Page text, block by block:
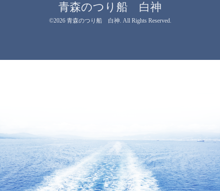
青森のつり船 白神
©2026 青森のつり船 白神. All Rights Reserved.